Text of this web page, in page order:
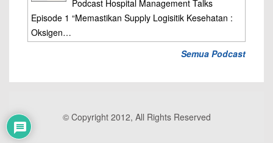
Podcast Hospital Management Talks
Episode 1 “Memastikan Supply Logisitik Kesehatan :
Oksigen…
Semua Podcast
© Copyright 2012, All Rights Reserved